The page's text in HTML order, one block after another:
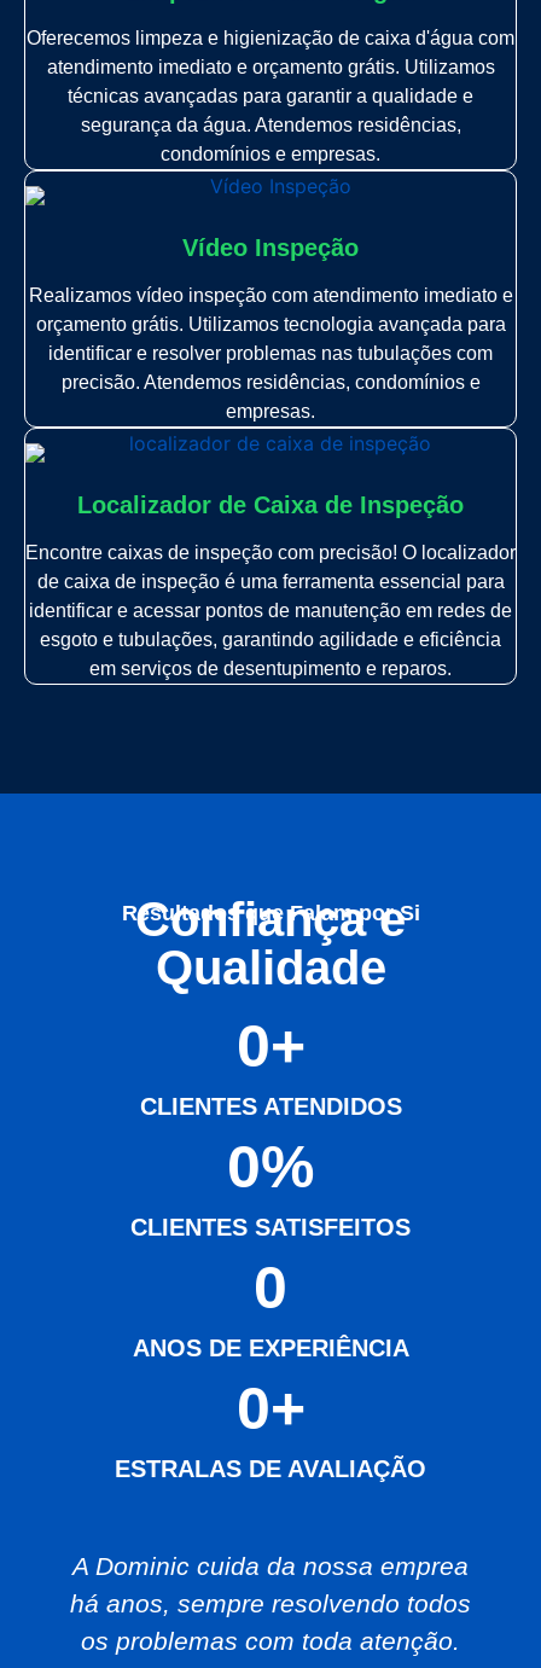
Oferecemos limpeza e higienização de caixa d'água com
atendimento imediato e orçamento grátis. Utilizamos
técnicas avançadas para garantir a qualidade e
segurança da água. Atendemos residências,
condomínios e empresas.
Vídeo Inspeção
Realizamos vídeo inspeção com atendimento imediato e
orçamento grátis. Utilizamos tecnologia avançada para
identificar e resolver problemas nas tubulações com
precisão. Atendemos residências, condomínios e
empresas.
Localizador de Caixa de Inspeção
Encontre caixas de inspeção com precisão! O localizador
de caixa de inspeção é uma ferramenta essencial para
identificar e acessar pontos de manutenção em redes de
esgoto e tubulações, garantindo agilidade e eficiência
em serviços de desentupimento e reparos.
Resultados que Falam por Si
Confiança e
Qualidade
CLIENTES ATENDIDOS
0+
CLIENTES SATISFEITOS
0%
ANOS DE EXPERIÊNCIA
0
ESTRALAS DE AVALIAÇÃO
0+
A Dominic cuida da nossa emprea
há anos, sempre resolvendo todos
os problemas com toda atenção.